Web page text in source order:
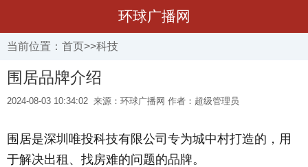
环球广播网
当前位置： 首页>>科技
围居品牌介绍
2024-08-03 10:34:02 来源：环球广播网 作者：超级管理员
围居是深圳唯投科技有限公司专为城中村打造的，用
于解决出租、找房难的问题的品牌。